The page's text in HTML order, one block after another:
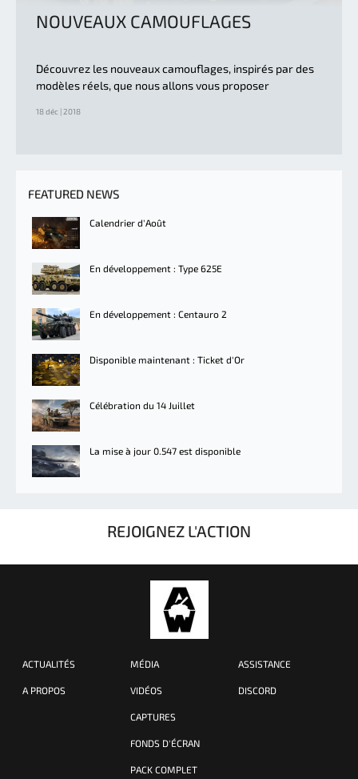
NOUVEAUX CAMOUFLAGES
Découvrez les nouveaux camouflages, inspirés par des
modèles réels, que nous allons vous proposer
18 déc | 2018
FEATURED NEWS
Calendrier d'Août
En développement : Type 625E
En développement : Centauro 2
Disponible maintenant : Ticket d'Or
Célébration du 14 Juillet
La mise à jour 0.547 est disponible
REJOIGNEZ L'ACTION
ACTUALITÉS
A PROPOS
MÉDIA
VIDÉOS
CAPTURES
FONDS D'ÉCRAN
PACK COMPLET
ASSISTANCE
DISCORD